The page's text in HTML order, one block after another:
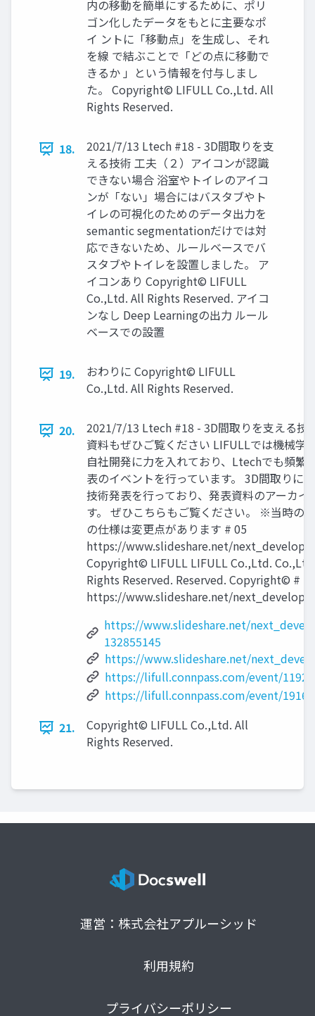
内の移動を簡単にするために、ポリ
ゴン化したデータをもとに主要なポ
イ ントに「移動点」を生成し、それ
を線 で結ぶことで「どの点に移動で
きるか 」という情報を付与しまし
た。 Copyright© LIFULL Co.,Ltd. All
Rights Reserved.
18.
2021/7/13 Ltech #18 - 3D間取りを支
える技術 工夫（２）アイコンが認識
できない場合 浴室やトイレのアイコ
ンが「ない」場合にはバスタブやト
イレの可視化のためのデータ出力を
semantic segmentationだけでは対
応できないため、ルールベースでバ
スタブやトイレを設置しました。 ア
イコンあり Copyright© LIFULL
Co.,Ltd. All Rights Reserved. アイコ
ンなし Deep Learningの出力 ルール
ベースでの設置
19.
おわりに Copyright© LIFULL
Co.,Ltd. All Rights Reserved.
20.
2021/7/13 Ltech #18 - 3D間取りを支える技
資料もぜひご覧ください LIFULLでは機械学
自社開発に力を入れており、Ltechでも頻繁
表のイベントを行っています。 3D間取りに
技術発表を行っており、発表資料のアーカイ
す。 ぜひこちらもご覧ください。 ※当時の
の仕様は変更点があります # 05
https://www.slideshare.net/
Copyright© LIFULL LIFULL Co.,Ltd.
Rights Reserved. Reserved. Copyright© # 11
https://www.slideshare.net/
https://www.slideshare.net/
132855145
https://www.slideshare.net/
https://lifull.connpass.com/event/
https://lifull.connpass.com/event/
21.
Copyright© LIFULL Co.,Ltd. All
Rights Reserved.
運営：株式会社アプルーシッド
利用規約
プライバシーポリシー